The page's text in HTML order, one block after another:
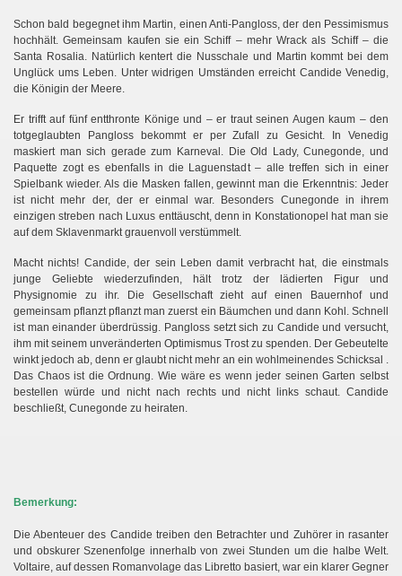
Schon bald begegnet ihm Martin, einen Anti-Pangloss, der den Pessimismus
hochhält. Gemeinsam kaufen sie ein Schiff – mehr Wrack als Schiff – die
Santa Rosalia. Natürlich kentert die Nusschale und Martin kommt bei dem
Unglück ums Leben. Unter widrigen Umständen erreicht Candide Venedig,
die Königin der Meere.
Er trifft auf fünf entthronte Könige und – er traut seinen Augen kaum – den
totgeglaubten Pangloss bekommt er per Zufall zu Gesicht. In Venedig
maskiert man sich gerade zum Karneval. Die Old Lady, Cunegonde, und
Paquette zogt es ebenfalls in die Laguenstadt – alle treffen sich in einer
Spielbank wieder. Als die Masken fallen, gewinnt man die Erkenntnis: Jeder
ist nicht mehr der, der er einmal war. Besonders Cunegonde in ihrem
einzigen streben nach Luxus enttäuscht, denn in Konstationopel hat man sie
auf dem Sklavenmarkt grauenvoll verstümmelt.
Macht nichts! Candide, der sein Leben damit verbracht hat, die einstmals
junge Geliebte wiederzufinden, hält trotz der lädierten Figur und
Physignomie zu ihr. Die Gesellschaft zieht auf einen Bauernhof und
gemeinsam pflanzt pflanzt man zuerst ein Bäumchen und dann Kohl. Schnell
ist man einander überdrüssig. Pangloss setzt sich zu Candide und versucht,
ihm mit seinem unveränderten Optimismus Trost zu spenden. Der Gebeutelte
winkt jedoch ab, denn er glaubt nicht mehr an ein wohlmeinendes Schicksal .
Das Chaos ist die Ordnung. Wie wäre es wenn jeder seinen Garten selbst
bestellen würde und nicht nach rechts und nicht links schaut. Candide
beschließt, Cunegonde zu heiraten.
Bemerkung:
Die Abenteuer des Candide treiben den Betrachter und Zuhörer in rasanter
und obskurer Szenenfolge innerhalb von zwei Stunden um die halbe Welt.
Voltaire, auf dessen Romanvolage das Libretto basiert, war ein klarer Gegner